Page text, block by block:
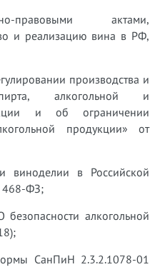
правовыми актами,
и реализацию вина в РФ,
производства и
алкогольной и
и об ограничении
продукции» от
виноделии в Российской
468-ФЗ;
безопасности алкогольной
СанПиН 2.3.2.1078-01